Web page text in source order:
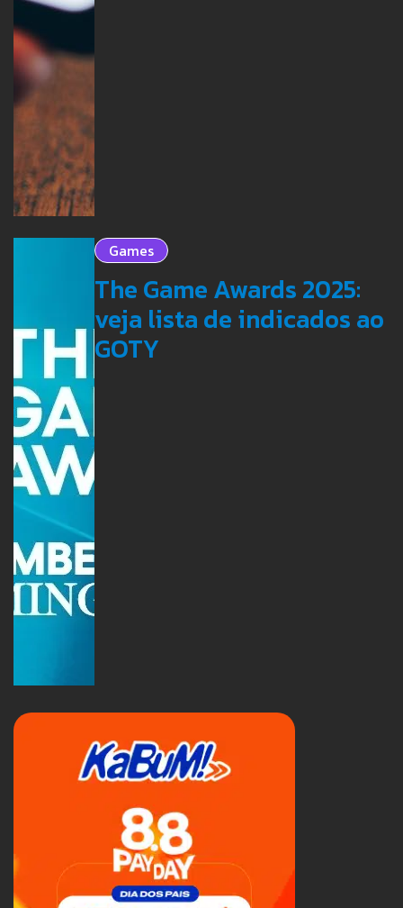
Games
The Game Awards 2025:
veja lista de indicados ao
GOTY